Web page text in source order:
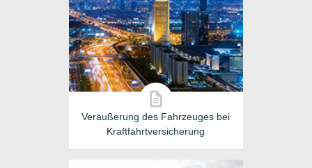
Veräußerung des Fahrzeuges bei
Kraftfahrtversicherung